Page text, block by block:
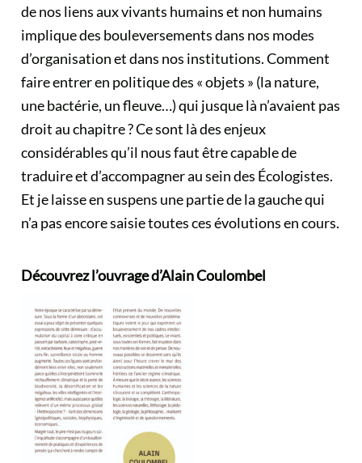
de nos liens aux vivants humains et non humains
implique des bouleversements dans nos modes
d’organisation et dans nos institutions. Comment
faire entrer en politique des « objets » (la nature,
une bactérie, un fleuve…) qui jusque là n’avaient pas
droit au chapitre ? Ce sont là des enjeux
considérables qu’il nous faut être capable de
traduire et d’accompagner au sein des Écologistes.
Et je laisse en suspens une partie de la gauche qui
n’a pas encore saisie toutes ces évolutions en cours.
Découvrez l’ouvrage d’Alain Coulombel